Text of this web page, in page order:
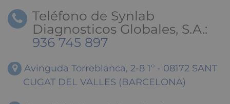
Teléfono de Synlab
Diagnosticos Globales, S.A.:
936 745 897
Avinguda Torreblanca, 2-8 1º - 08172 SANT
CUGAT DEL VALLES (BARCELONA)